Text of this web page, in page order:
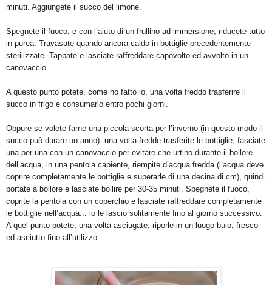
minuti. Aggiungete il succo del limone.
Spegnete il fuoco, e con l’aiuto di un frullino ad immersione, riducete tutto
in purea. Travasate quando ancora caldo in bottiglie precedentemente
sterilizzate. Tappate e lasciate raffreddare capovolto ed avvolto in un
canovaccio.
A questo punto potete, come ho fatto io, una volta freddo trasferire il
succo in frigo e consumarlo entro pochi giorni.
Oppure se volete farne una piccola scorta per l’inverno (in questo modo il
succo può durare un anno): una volta fredde trasferite le bottiglie, fasciate
una per una con un canovaccio per evitare che urtino durante il bollore
dell’acqua, in una pentola capiente, riempite d’acqua fredda (l’acqua deve
coprire completamente le bottiglie e superarle di una decina di cm), quindi
portate a bollore e lasciate bollire per 30-35 minuti. Spegnete il fuoco,
coprite la pentola con un coperchio e lasciate raffreddare completamente
le bottiglie nell’acqua... io le lascio solitamente fino al giorno successivo.
A quel punto potete, una volta asciugate, riporle in un luogo buio, fresco
ed asciutto fino all’utilizzo.